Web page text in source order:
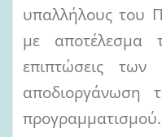
υπαλλήλους του
με αποτέλεσμα
επιπτώσεις
αποδιοργάνωση
προγραμματισμού.